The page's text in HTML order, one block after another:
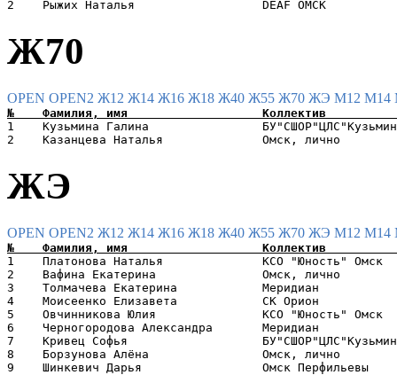
Ж70
OPEN OPEN2 Ж12 Ж14 Ж16 Ж18 Ж40 Ж55 Ж70 ЖЭ М12 М14
1    Кузьмина Галина
ЖЭ
OPEN OPEN2 Ж12 Ж14 Ж16 Ж18 Ж40 Ж55 Ж70 ЖЭ М12 М14
1    Платонова Наталья              КСО "Юность"
2    Вафина Екатерина               Омск, лично
3    Толмачева Екатерина            Меридиан
4    Моисеенко Елизавета            СК Орион
5    Овчинникова Юлия               КСО "Юность"
6    Черногородова Александра       Меридиан
7    Кривец Софья
8    Борзунова Алёна                Омск, лично
9    Шинкевич Дарья                 Омск